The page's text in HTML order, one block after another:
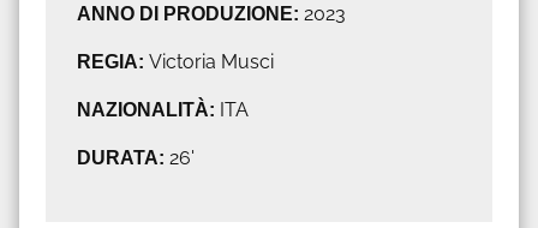
ANNO DI PRODUZIONE: 2023
REGIA: Victoria Musci
NAZIONALITÀ: ITA
DURATA: 26'